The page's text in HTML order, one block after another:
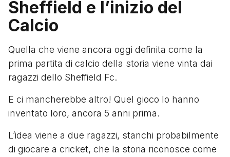
Sheffield e l’inizio del
Calcio
Quella che viene ancora oggi definita come la
prima partita di calcio della storia viene vinta dai
ragazzi dello Sheffield Fc.
E ci mancherebbe altro! Quel gioco lo hanno
inventato loro, ancora 5 anni prima.
L’idea viene a due ragazzi, stanchi probabilmente
di giocare a cricket, che la storia riconosce come